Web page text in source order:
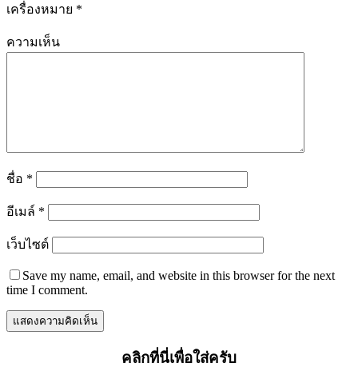
เครื่องหมาย *
ความเห็น
ชื่อ *
อีเมล์ *
เว็บไซต์
Save my name, email, and website in this browser for the next
time I comment.
คลิกที่นี่เพื่อใส่ครับ